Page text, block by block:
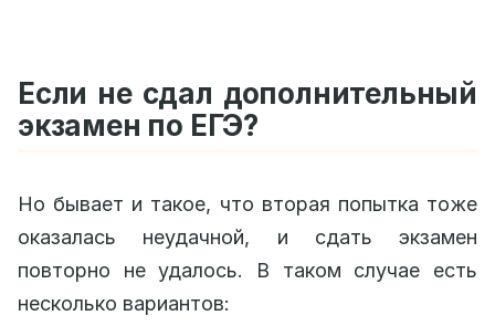
Если не сдал дополнительный
экзамен по ЕГЭ?
Но бывает и такое, что вторая попытка тоже
оказалась неудачной, и сдать экзамен
повторно не удалось. В таком случае есть
несколько вариантов: